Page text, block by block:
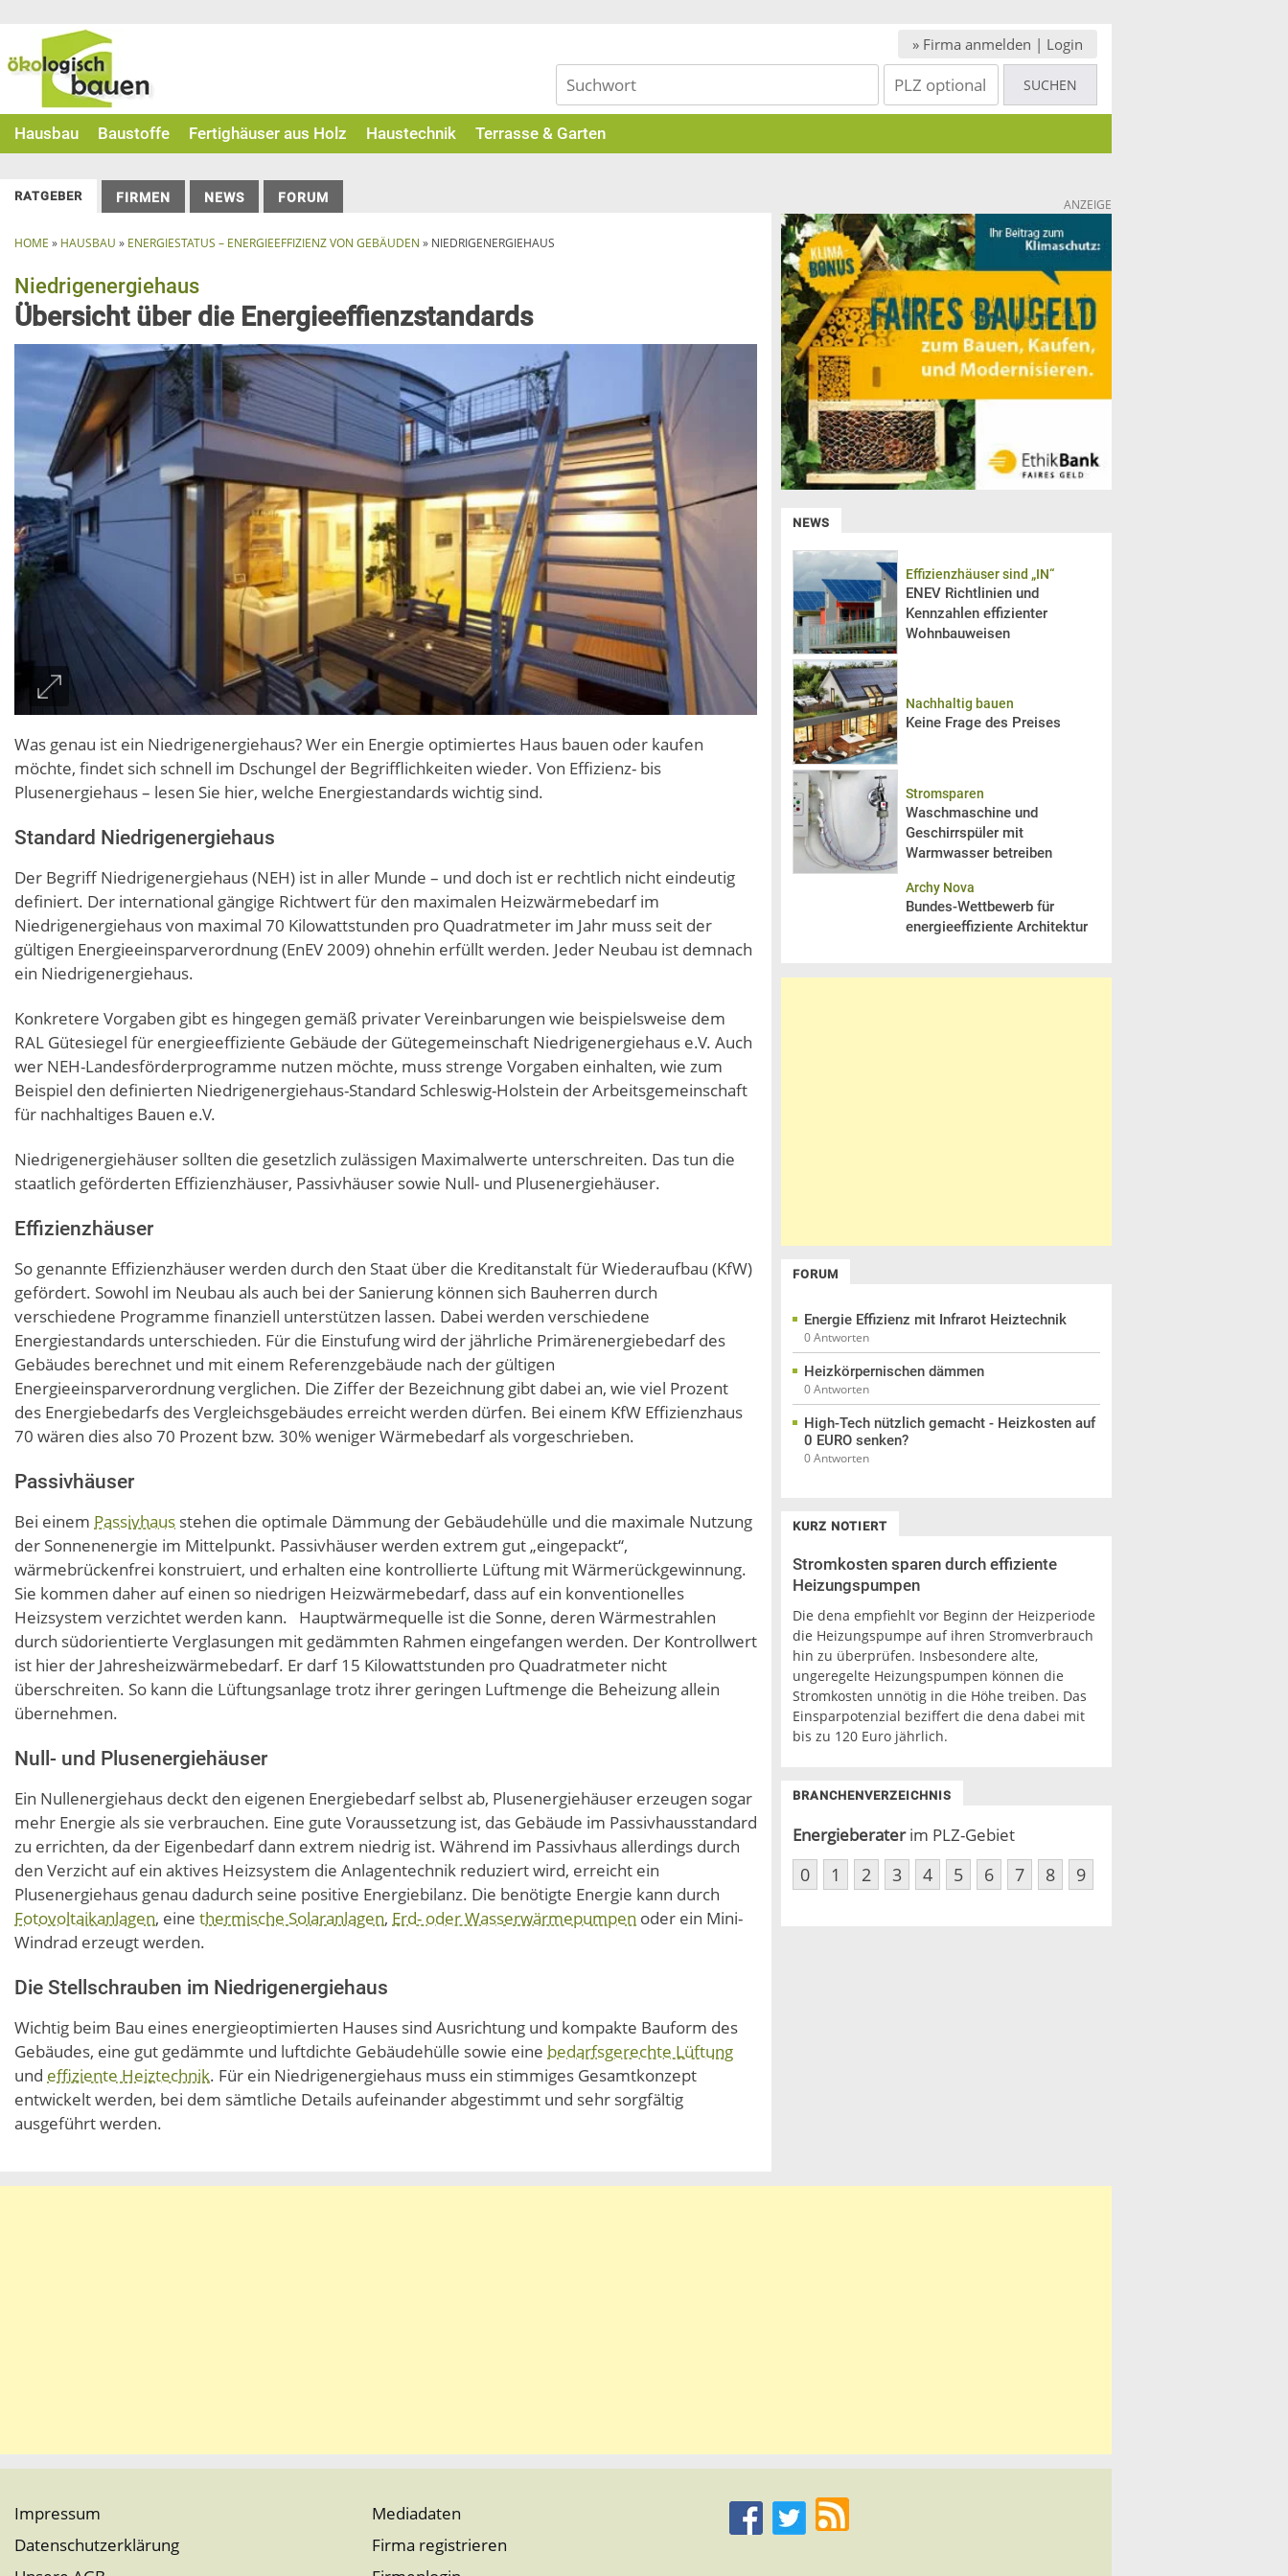
to
content
» Firma anmelden | Login
Hausbau Baustoffe Fertighäuser aus Holz Haustechnik Terrasse & Garten
RATGEBER FIRMEN NEWS FORUM
HOME » HAUSBAU » ENERGIESTATUS – ENERGIEEFFIZIENZ VON GEBÄUDEN » NIEDRIGENERGIEHAUS
Niedrigenergiehaus
Übersicht über die Energieeffienzstandards
Was genau ist ein Niedrigenergiehaus? Wer ein Energie optimiertes Haus bauen oder kaufen
möchte, findet sich schnell im Dschungel der Begrifflichkeiten wieder. Von Effizienz- bis
Plusenergiehaus – lesen Sie hier, welche Energiestandards wichtig sind.
Standard Niedrigenergiehaus
Der Begriff Niedrigenergiehaus (NEH) ist in aller Munde – und doch ist er rechtlich nicht eindeutig
definiert. Der international gängige Richtwert für den maximalen Heizwärmebedarf im
Niedrigenergiehaus von maximal 70 Kilowattstunden pro Quadratmeter im Jahr muss seit der
gültigen Energieeinsparverordnung (EnEV 2009) ohnehin erfüllt werden. Jeder Neubau ist demnach
ein Niedrigenergiehaus.
Konkretere Vorgaben gibt es hingegen gemäß privater Vereinbarungen wie beispielsweise dem
RAL Gütesiegel für energieeffiziente Gebäude der Gütegemeinschaft Niedrigenergiehaus e.V. Auch
wer NEH-Landesförderprogramme nutzen möchte, muss strenge Vorgaben einhalten, wie zum
Beispiel den definierten Niedrigenergiehaus-Standard Schleswig-Holstein der Arbeitsgemeinschaft
für nachhaltiges Bauen e.V.
Niedrigenergiehäuser sollten die gesetzlich zulässigen Maximalwerte unterschreiten. Das tun die
staatlich geförderten Effizienzhäuser, Passivhäuser sowie Null- und Plusenergiehäuser.
Effizienzhäuser
So genannte Effizienzhäuser werden durch den Staat über die Kreditanstalt für Wiederaufbau (KfW)
gefördert. Sowohl im Neubau als auch bei der Sanierung können sich Bauherren durch
verschiedene Programme finanziell unterstützen lassen. Dabei werden verschiedene
Energiestandards unterschieden. Für die Einstufung wird der jährliche Primärenergiebedarf des
Gebäudes berechnet und mit einem Referenzgebäude nach der gültigen
Energieeinsparverordnung verglichen. Die Ziffer der Bezeichnung gibt dabei an, wie viel Prozent
des Energiebedarfs des Vergleichsgebäudes erreicht werden dürfen. Bei einem KfW Effizienzhaus
70 wären dies also 70 Prozent bzw. 30% weniger Wärmebedarf als vorgeschrieben.
Passivhäuser
Bei einem Passivhaus stehen die optimale Dämmung der Gebäudehülle und die maximale Nutzung
der Sonnenenergie im Mittelpunkt. Passivhäuser werden extrem gut „eingepackt“,
wärmebrückenfrei konstruiert, und erhalten eine kontrollierte Lüftung mit Wärmerückgewinnung.
Sie kommen daher auf einen so niedrigen Heizwärmebedarf, dass auf ein konventionelles
Heizsystem verzichtet werden kann. Hauptwärmequelle ist die Sonne, deren Wärmestrahlen
durch südorientierte Verglasungen mit gedämmten Rahmen eingefangen werden. Der Kontrollwert
ist hier der Jahresheizwärmebedarf. Er darf 15 Kilowattstunden pro Quadratmeter nicht
überschreiten. So kann die Lüftungsanlage trotz ihrer geringen Luftmenge die Beheizung allein
übernehmen.
Null- und Plusenergiehäuser
Ein Nullenergiehaus deckt den eigenen Energiebedarf selbst ab, Plusenergiehäuser erzeugen sogar
mehr Energie als sie verbrauchen. Eine gute Voraussetzung ist, das Gebäude im Passivhausstandard
zu errichten, da der Eigenbedarf dann extrem niedrig ist. Während im Passivhaus allerdings durch
den Verzicht auf ein aktives Heizsystem die Anlagentechnik reduziert wird, erreicht ein
Plusenergiehaus genau dadurch seine positive Energiebilanz. Die benötigte Energie kann durch
Fotovoltaikanlagen, eine thermische Solaranlagen, Erd- oder Wasserwärmepumpen oder ein Mini-
Windrad erzeugt werden.
Die Stellschrauben im Niedrigenergiehaus
Wichtig beim Bau eines energieoptimierten Hauses sind Ausrichtung und kompakte Bauform des
Gebäudes, eine gut gedämmte und luftdichte Gebäudehülle sowie eine bedarfsgerechte Lüftung
und effiziente Heiztechnik. Für ein Niedrigenergiehaus muss ein stimmiges Gesamtkonzept
entwickelt werden, bei dem sämtliche Details aufeinander abgestimmt und sehr sorgfältig
ausgeführt werden.
ANZEIGE
NEWS
Effizienzhäuser sind „IN“
ENEV Richtlinien und
Kennzahlen effizienter
Wohnbauweisen
Nachhaltig bauen
Keine Frage des Preises
Stromsparen
Waschmaschine und
Geschirrspüler mit
Warmwasser betreiben
Archy Nova
Bundes-Wettbewerb für
energieeffiziente Architektur
FORUM
Energie Effizienz mit Infrarot Heiztechnik
0 Antworten
Heizkörpernischen dämmen
0 Antworten
High-Tech nützlich gemacht - Heizkosten auf
0 EURO senken?
0 Antworten
KURZ NOTIERT
Stromkosten sparen durch effiziente
Heizungspumpen
Die dena empfiehlt vor Beginn der Heizperiode
die Heizungspumpe auf ihren Stromverbrauch
hin zu überprüfen. Insbesondere alte,
ungeregelte Heizungspumpen können die
Stromkosten unnötig in die Höhe treiben. Das
Einsparpotenzial beziffert die dena dabei mit
bis zu 120 Euro jährlich.
BRANCHENVERZEICHNIS
Energieberaterim PLZ-Gebiet
0 1 2 3 4 5 6 7 8 9
Impressum
Datenschutzerklärung
Mediadaten
Firma registrieren